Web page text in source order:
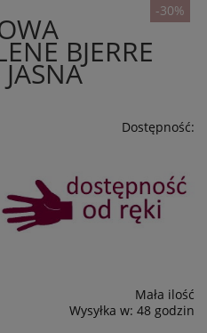
BJERRE
Dostępność:
Mała ilość
Wysyłka w: 48 godzin
-30%